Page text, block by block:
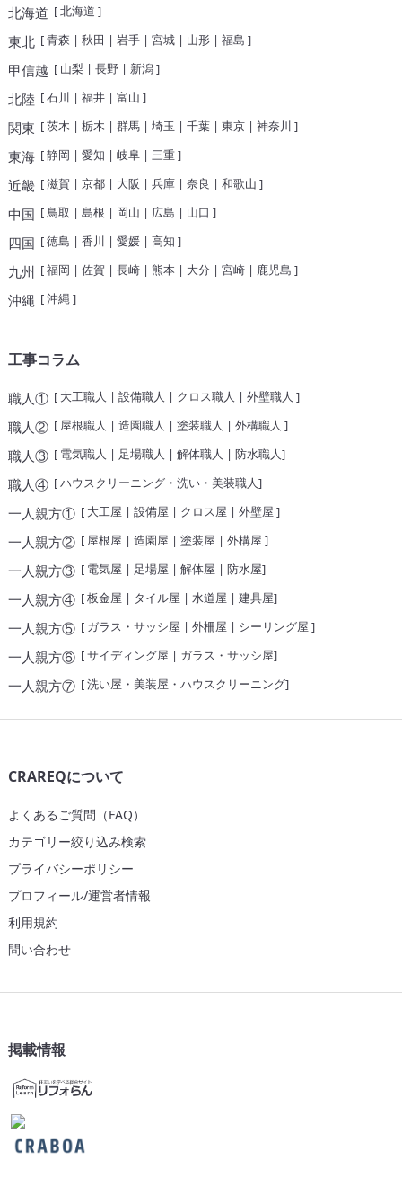
北海道 [北海道 ]
東北 [青森 | 秋田 | 岩手| 宮城| 山形| 福島 ]
甲信越 [ 山梨 | 長野| 新潟]
北陸 [石川 | 福井| 富山 ]
関東 [茨木 | 栃木 | 群馬| 埼玉 | 千葉| 東京| 神奈川 ]
東海[静岡 | 愛知 | 岐阜| 三重]
近畿[滋賀 | 京都| 大阪 | 兵庫| 奈良 | 和歌山 ]
中国 [鳥取 | 島根 | 岡山 | 広島 | 山口 ]
四国 [徳島 | 香川 | 愛媛| 高知 ]
九州 [福岡 | 佐賀 | 長崎| 熊本| 大分 | 宮崎| 鹿児島 ]
沖縄 [沖縄]
工事コラム
職人①[ 大工職人 | 設備職人 | クロス職人 | 外壁職人 ]
職人②[ 屋根職人 | 造園職人 | 塗装職人 | 外構職人 ]
職人③[ 電気職人 | 足場職人 | 解体職人 | 防水職人]
職人④[ハウスクリーニング・洗い・美装職人]
一人親方①[ 大工屋 | 設備屋 | クロス屋 | 外壁屋 ]
一人親方②[ 屋根屋 | 造園屋 | 塗装屋 | 外構屋 ]
一人親方③[ 電気屋 | 足場屋 | 解体屋 | 防水屋]
一人親方④[板金屋 | タイル屋 | 水道屋 | 建具屋]
一人親方⑤[ ガラス・サッシ屋 | 外柵屋 | シーリング屋 ]
一人親方⑥[サイディング屋 | ガラス・サッシ屋]
一人親方⑦[洗い屋・美装屋・ハウスクリーニング]
CRAREQについて
よくあるご質問（FAQ）
カテゴリー絞り込み検索
プライバシーポリシー
プロフィール/運営者情報
利用規約
問い合わせ
掲載情報